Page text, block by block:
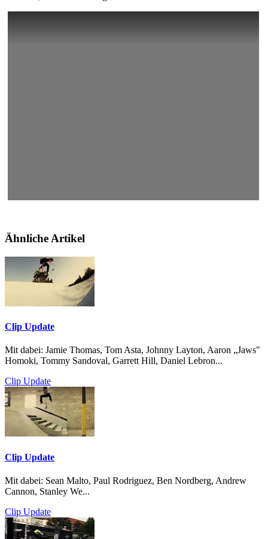
Ähnliche Artikel
Clip Update
Mit dabei: Jamie Thomas, Tom Asta, Johnny Layton, Aaron „Jaws"
Homoki, Tommy Sandoval, Garrett Hill, Daniel Lebron...
Clip Update
Clip Update
Mit dabei: Sean Malto, Paul Rodriguez, Ben Nordberg, Andrew
Cannon, Stanley We...
Clip Update